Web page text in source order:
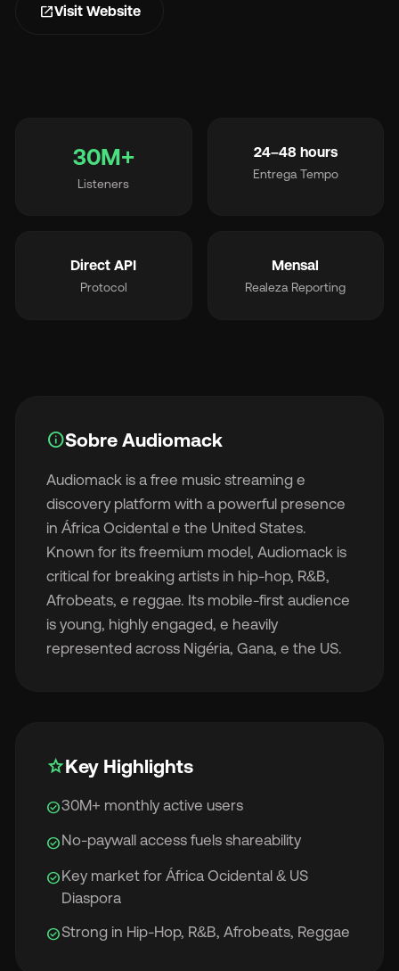
open_in_newVisit Website
30M+
Listeners
24–48 hours
Entrega Tempo
Direct API
Protocol
Mensal
Realeza Reporting
infoSobre Audiomack
Audiomack is a free music streaming e
discovery platform with a powerful presence
in África Ocidental e the United States.
Known for its freemium model, Audiomack is
critical for breaking artists in hip-hop, R&B,
Afrobeats, e reggae. Its mobile-first audience
is young, highly engaged, e heavily
represented across Nigéria, Gana, e the US.
starKey Highlights
check_circle30M+ monthly active users
check_circleNo-paywall access fuels shareability
check_circleKey market for África Ocidental & US
Diaspora
check_circleStrong in Hip-Hop, R&B, Afrobeats, Reggae